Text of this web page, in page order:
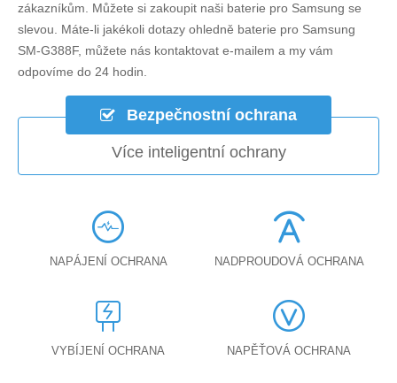
zákazníkům. Můžete si zakoupit naši baterie pro Samsung se
slevou. Máte-li jakékoli dotazy ohledně baterie pro Samsung
SM-G388F, můžete nás kontaktovat e-mailem a my vám
odpovíme do 24 hodin.
Bezpečnostní ochrana
Více inteligentní ochrany
NAPÁJENÍ OCHRANA NADPROUDOVÁ OCHRANA
VYBÍJENÍ OCHRANA NAPĚŤOVÁ OCHRANA